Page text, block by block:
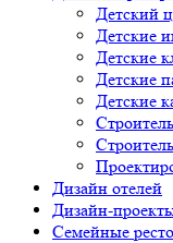
Детский
Детские
Детские
Детские
Детские
Дизайн отелей
Дизайн-
Семейные